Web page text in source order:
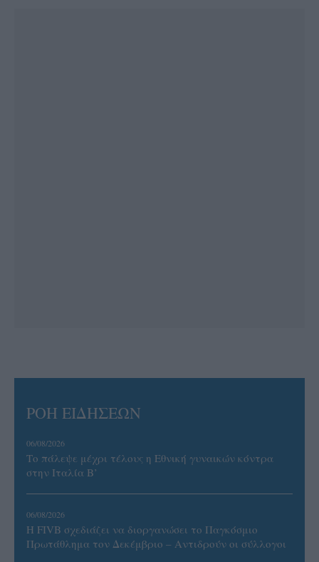
ΡΟΗ ΕΙΔΗΣΕΩΝ
06/08/2026
Το πάλεψε μέχρι τέλους η Εθνική γυναικών κόντρα
στην Ιταλία Β’
06/08/2026
Η FIVB σχεδιάζει να διοργανώσει το Παγκόσμιο
Πρωτάθλημα τον Δεκέμβριο – Αντιδρούν οι σύλλογοι